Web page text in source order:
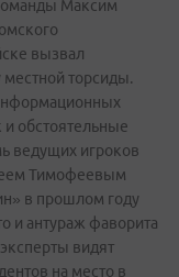
Максим
вызвал
торсиды.
и обстоятельные
ведущих игроков
Тимофеевым
в прошлом году
и антураж фаворита
видят
на место в